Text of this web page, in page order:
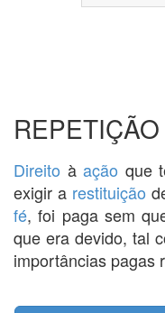
Direito à ação que
exigir a restituição
fé, foi paga sem
que era devido, tal
importâncias pagas